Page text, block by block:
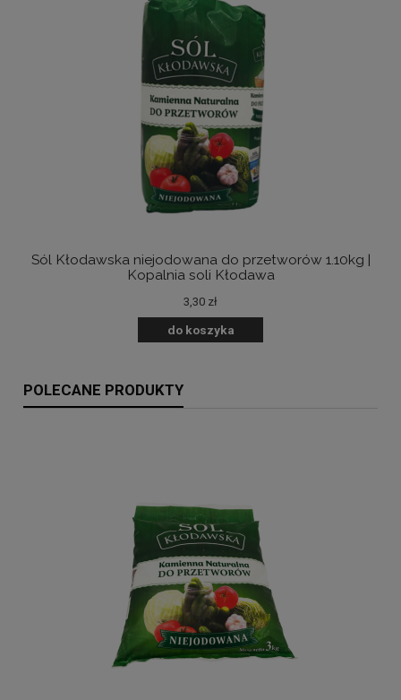
Sól Kłodawska niejodowana do przetworów 1.10kg |
Kopalnia soli Kłodawa
3,30 zł
do koszyka
POLECANE PRODUKTY